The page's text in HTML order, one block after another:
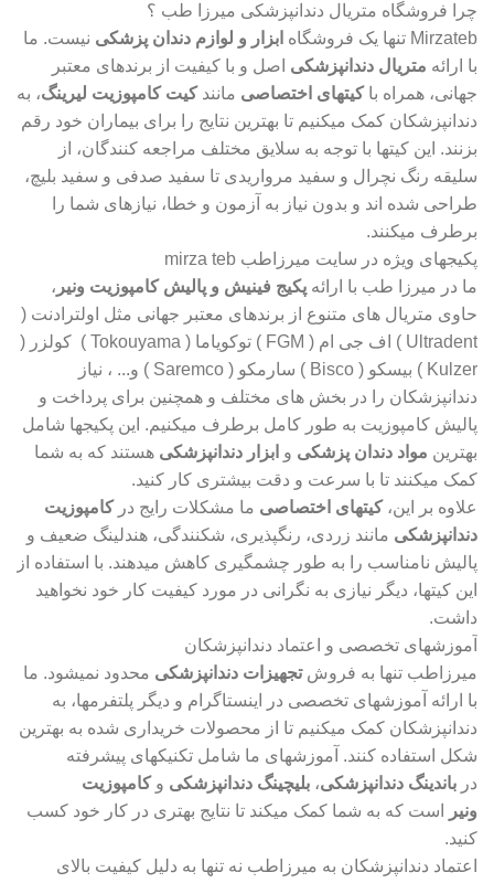
چرا فروشگاه متریال دندانپزشکی میرزا طب ؟
Mirzateb تنها یک فروشگاه
ابزار و لوازم دندان پزشکی نیست. ما
با ارائه متریال دندانپزشکی اصل و با کیفیت از برندهای معتبر
جهانی، همراه باکیتهای اختصاصی مانندکیت کامپوزیت لیرینگ، به
دندانپزشکان کمک میکنیم تا بهترین نتایج را برای بیماران خود رقم
بزنند. این کیتها با توجه به سلایق مختلف مراجعه کنندگان، از
سلیقه رنگ نچرال و سفید مرواریدی تا سفید صدفی و سفید بلیچ،
طراحی شده اند و بدون نیاز به آزمون و خطا، نیازهای شما را
برطرف میکنند.
پکیجهای ویژه در سایت میرزاطب mirza teb
ما در میرزا طب با ارائه پکیج فینیش و پالیش کامپوزیت ونیر ،
حاوی متریال های متنوع از برندهای معتبر جهانی مثل اولترادنت (
Ultradent ) اف جی ام ( FGM ) توکویاما ( Tokouyama ) کولزر (
Kulzer ) بیسکو ( Bisco ) سارمکو ( Saremco ) و... ، نیاز
دندانپزشکان را در بخش های مختلف و همچنین برای پرداخت و
پالیش کامپوزیت به طور کامل برطرف میکنیم. این پکیجها شامل
بهترین مواد دندان پزشکی و ابزار دندانپزشکی هستند که به شما
کمک میکنند تا با سرعت و دقت بیشتری کار کنید.
علاوه بر این،کیتهای اختصاصی ما مشکلات رایج درکامپوزیت
دندانپزشکی مانند زردی، رنگپذیری، شکنندگی، هندلینگ ضعیف و
پالیش نامناسب را به طور چشمگیری کاهش میدهند. با استفاده از
این کیتها، دیگر نیازی به نگرانی در مورد کیفیت کار خود نخواهید
داشت.
آموزشهای تخصصی و اعتماد دندانپزشکان
میرزاطب تنها به فروشتجهیزات دندانپزشکی محدود نمیشود. ما
با ارائه آموزشهای تخصصی در اینستاگرام و دیگر پلتفرمها، به
دندانپزشکان کمک میکنیم تا از محصولات خریداری شده به بهترین
شکل استفاده کنند. آموزشهای ما شامل تکنیکهای پیشرفته
در باندینگ دندانپزشکی، بلیچینگ دندانپزشکی وکامپوزیت
ونیر
است که به شما کمک میکند تا نتایج بهتری در کار خود کسب
کنید.
اعتماد دندانپزشکان به میرزاطب نه تنها به دلیل کیفیت بالای